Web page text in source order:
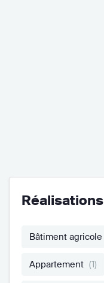
Réalisations
Bâtiment agricole
Appartement (1)